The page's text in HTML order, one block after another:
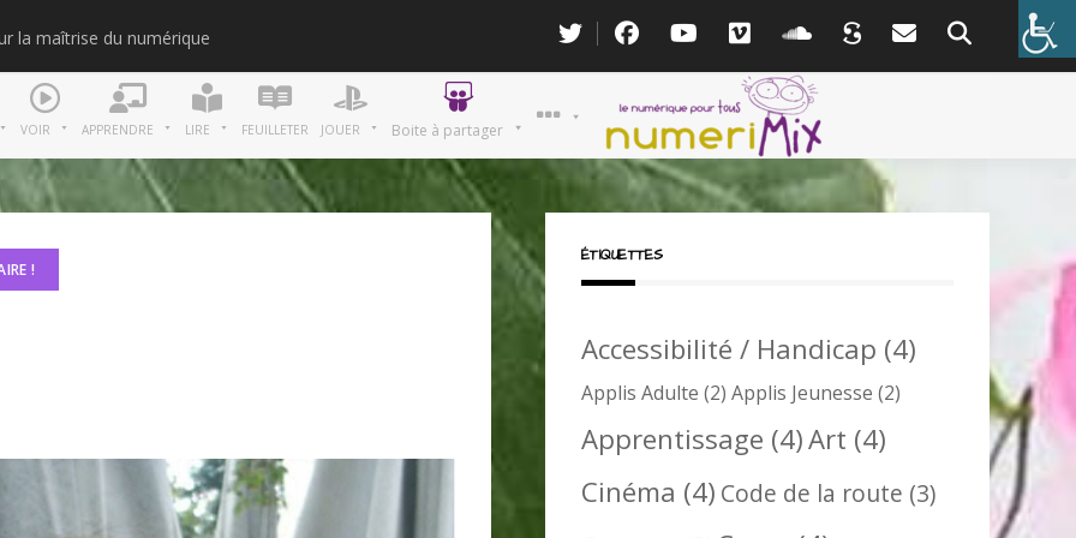
la maîtrise du numérique
VOIR APPRENDRE LIRE FEUILLETER JOUER Boite à partager
!
ÉTIQUETTES
Accessibilité / Handicap (4)
Applis Adulte (2) Applis Jeunesse (2)
Apprentissage (4)Art (4)
Cinéma (4) Code de la route (3)